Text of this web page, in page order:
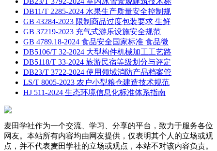
DB11/T 2285-2024 水果生产质量安全控制规
GB 43284-2023 限制商品过度包装要求 生鲜
GB 37219-2023 充气式游乐设施安全规范
GB 4789.18-2024 食品安全国家标准 食品微
DB5106/T 32-2024 大型构件机械加工工艺路
DB5118/T 33-2024 旅游民宿等级划分与评定
DB23/T 3722-2024 使用领域消防产品档案管
LS/T 8005-2023 农户小型粮仓建造技术规范
HJ 511-2024 生态环境信息化标准体系指南
麦田学社作为一个交流、学习、分享的平台，致力于服务各位
网友。本站所有内容均由网友提供，仅表明其个人的立场或观
点，并不代表麦田学社的立场或观点，本站不对该内容负责。